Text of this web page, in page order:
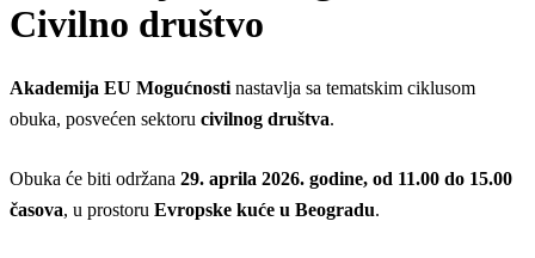
Civilno društvo
Akademija EU Mogućnosti nastavlja sa tematskim ciklusom
obuka, posvećen sektoru civilnog društva.
Obuka će biti održana 29. aprila 2026. godine, od 11.00 do 15.00
časova, u prostoru Evropske kuće u Beogradu.